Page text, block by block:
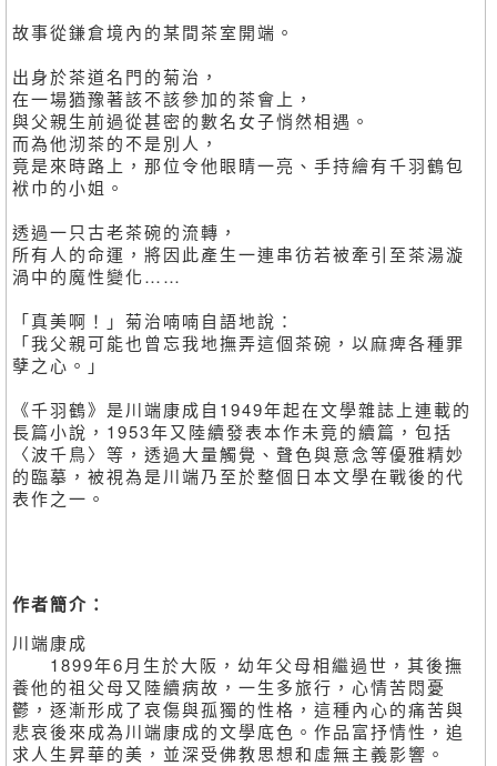
故事從鎌倉境內的某間茶室開端。
出身於茶道名門的菊治，
在一場猶豫著該不該參加的茶會上，
與父親生前過從甚密的數名女子悄然相遇。
而為他沏茶的不是別人，
竟是來時路上，那位令他眼睛一亮、手持繪有千羽鶴包
袱巾的小姐。
透過一只古老茶碗的流轉，
所有人的命運，將因此產生一連串彷若被牽引至茶湯漩
渦中的魔性變化……
「真美啊！」菊治喃喃自語地說：
「我父親可能也曾忘我地撫弄這個茶碗，以麻痺各種罪
孽之心。」
《千羽鶴》是川端康成自1949年起在文學雜誌上連載的
長篇小說，1953年又陸續發表本作未竟的續篇，包括
〈波千鳥〉等，透過大量觸覺、聲色與意念等優雅精妙
的臨摹，被視為是川端乃至於整個日本文學在戰後的代
表作之一。
作者簡介：
川端康成
1899年6月生於大阪，幼年父母相繼過世，其後撫
養他的祖父母又陸續病故，一生多旅行，心情苦悶憂
鬱，逐漸形成了哀傷與孤獨的性格，這種內心的痛苦與
悲哀後來成為川端康成的文學底色。作品富抒情性，追
求人生昇華的美，並深受佛教思想和虛無主義影響。